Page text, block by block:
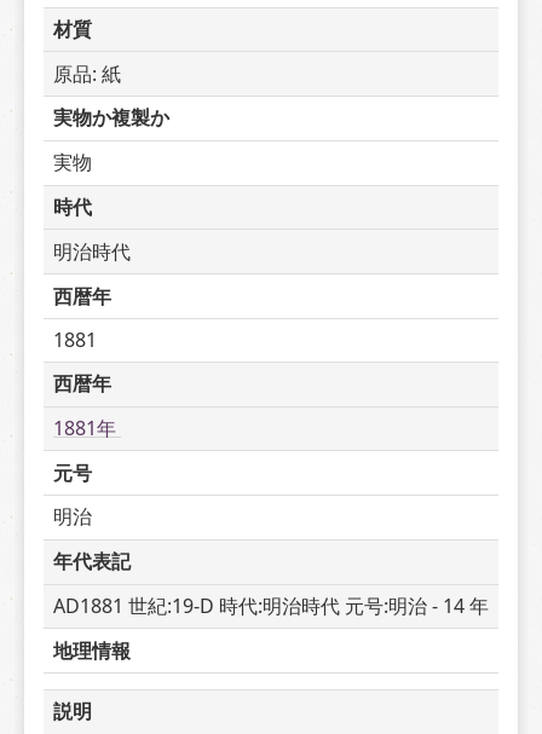
材質
原品: 紙
実物か複製か
実物
時代
明治時代
西暦年
1881
西暦年
1881年
元号
明治
年代表記
AD1881 世紀:19-D 時代:明治時代 元号:明治 - 14 年
地理情報
説明